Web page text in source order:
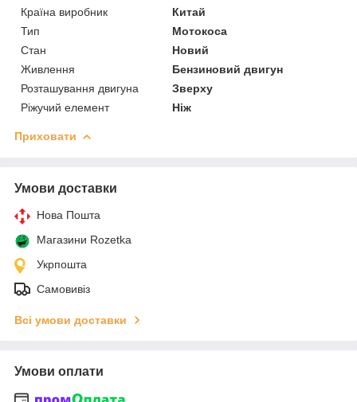
Країна виробник
Китай
Тип
Мотокоса
Стан
Новий
Живлення
Бензиновий двигун
Розташування двигуна
Зверху
Ріжучий елемент
Ніж
Приховати
Умови доставки
Нова Пошта
Магазини Rozetka
Укрпошта
Самовивіз
Всі умови доставки
Умови оплати